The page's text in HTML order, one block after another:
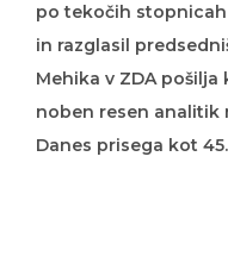
po tekočih
in razglasil
Mehika v ZDA
noben resen analitik
Danes prisega kot